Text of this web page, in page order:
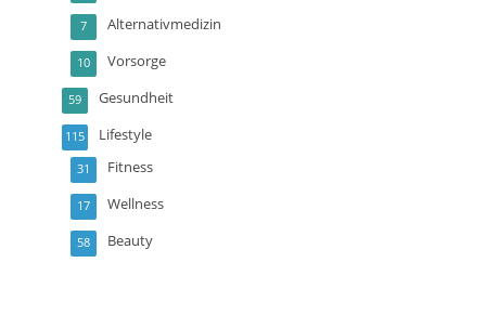
Alternativmedizin
7
Vorsorge
10
Gesundheit
59
Lifestyle
115
Fitness
31
Wellness
17
Beauty
58